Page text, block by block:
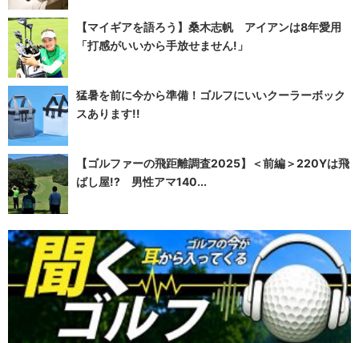
【マイギアを語ろう】桑木志帆 アイアンは8年愛用
「打感がいいから手放せません!」
猛暑を前に今から準備！ゴルフにいいクーラーボック
スあります!!
【ゴルファーの飛距離調査2025】＜前編＞220Yは飛
ばし屋!? 男性アマ140...